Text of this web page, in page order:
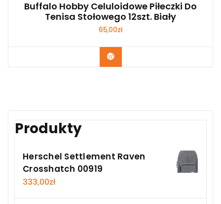
Buffalo Hobby Celuloidowe Piłeczki Do
Tenisa Stołowego 12szt. Biały
65,00zł
Kup Teraz
Produkty
Herschel Settlement Raven
Crosshatch 00919
333,00zł